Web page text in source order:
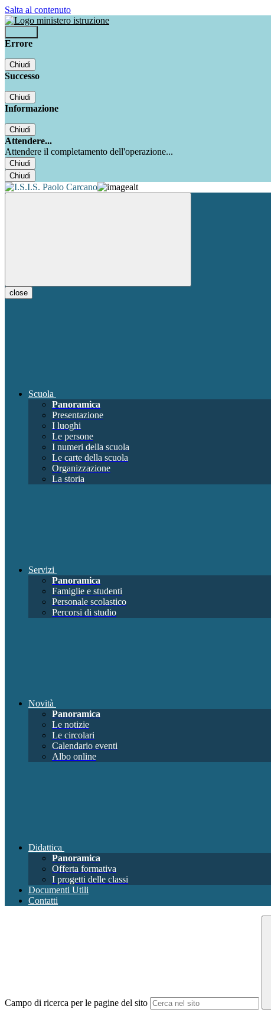
Salta al contenuto
Errore
Chiudi
Successo
Chiudi
Informazione
Chiudi
Attendere...
Attendere il completamento dell'operazione...
Chiudi
Chiudi
close
Scuola
Panoramica
Presentazione
I luoghi
Le persone
I numeri della scuola
Le carte della scuola
Organizzazione
La storia
Servizi
Panoramica
Famiglie e studenti
Personale scolastico
Percorsi di studio
Novità
Panoramica
Le notizie
Le circolari
Calendario eventi
Albo online
Didattica
Panoramica
Offerta formativa
I progetti delle classi
Documenti Utili
Contatti
Campo di ricerca per le pagine del sito